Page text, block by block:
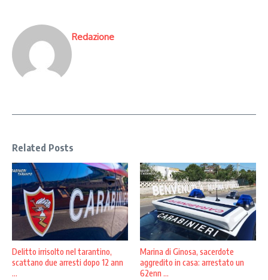
Redazione
Related Posts
Delitto irrisolto nel tarantino,
scattano due arresti dopo 12 ann
...
Marina di Ginosa, sacerdote
aggredito in casa: arrestato un
62enn ...